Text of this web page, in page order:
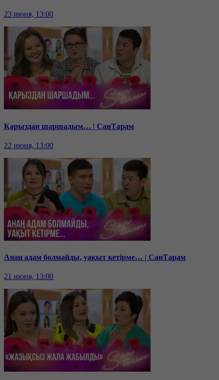
23 июня, 13:00
Қарыздан шаршадым… | СанТарам
22 июня, 13:00
Анаң адам болмайды, уақыт кетірме… | СанТарам
21 июня, 13:00